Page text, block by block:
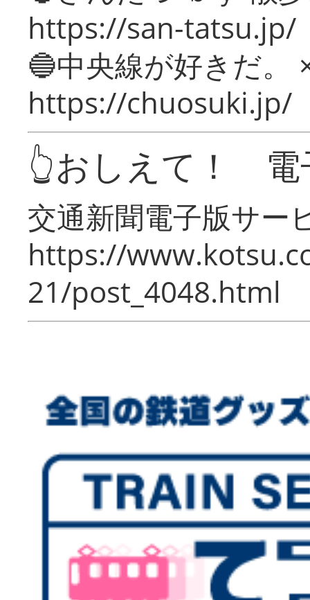
https://san-tatsu.jp/
🔵中央線が好きだ。
https://chuosuki.jp/
👆おしえて！ 電
交通新聞電子版サー
https://
21/post_4048.html